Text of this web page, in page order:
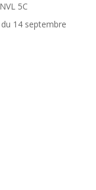
5C
14 septembre